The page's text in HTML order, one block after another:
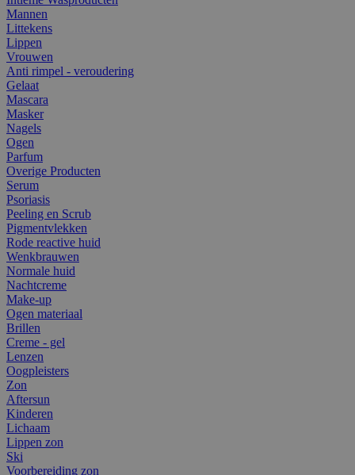
Mannen
Littekens
Lippen
Vrouwen
Anti rimpel - veroudering
Gelaat
Mascara
Masker
Nagels
Ogen
Parfum
Overige Producten
Serum
Psoriasis
Peeling en Scrub
Pigmentvlekken
Rode reactive huid
Wenkbrauwen
Normale huid
Nachtcreme
Make-up
Ogen materiaal
Brillen
Creme - gel
Lenzen
Oogpleisters
Zon
Aftersun
Kinderen
Lichaam
Lippen zon
Ski
Voorbereiding zon